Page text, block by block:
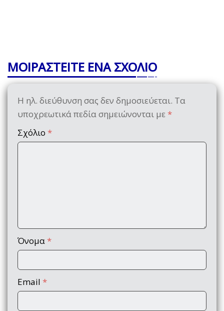
ΜΟΙΡΑΣΤΕΙΤΕ ΕΝΑ ΣΧΟΛΙΟ
Η ηλ. διεύθυνση σας δεν δημοσιεύεται. Τα
υποχρεωτικά πεδία σημειώνονται με *
Σχόλιο *
Όνομα *
Email *